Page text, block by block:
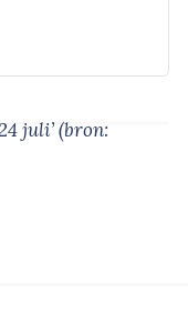
juli’(bron: